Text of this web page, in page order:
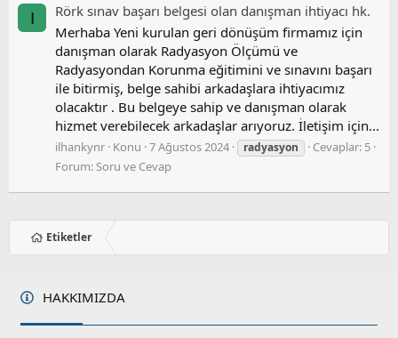
I
Rörk sınav başarı belgesi olan danışman i̇htiyacı hk.
Merhaba Yeni kurulan geri dönüşüm firmamız için
danışman olarak Radyasyon Ölçümü ve
Radyasyondan Korunma eğitimini ve sınavını başarı
ile bitirmiş, belge sahibi arkadaşlara ihtiyacımız
olacaktır . Bu belgeye sahip ve danışman olarak
hizmet verebilecek arkadaşlar arıyoruz. İletişim için...
ilhankynr Konu 7 Ağustos 2024 radyasyon
Cevaplar: 5
Forum:Soru ve Cevap
Etiketler
HAKKIMIZDA